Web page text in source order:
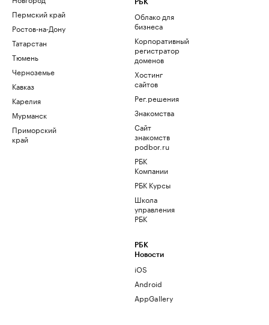
Пермский край
Ростов-на-Дону
Татарстан
Тюмень
Черноземье
Кавказ
Карелия
Мурманск
Приморский
край
РБК
Облако для
бизнеса
Корпоративный
регистратор
доменов
Хостинг
сайтов
Рег.решения
Знакомства
Сайт
знакомств
podbor.ru
РБК
Компании
РБК Курсы
Школа
управления
РБК
РБК
Новости
iOS
Android
AppGallery